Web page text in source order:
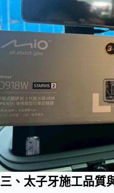
三、太子牙施工品質